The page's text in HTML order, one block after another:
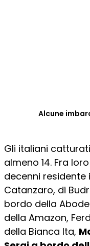
Alcune
Gli italiani
almeno 14. Fra
decenni residente
Catanzaro, di
bordo della
della Amazon,
della Bianca Ita,